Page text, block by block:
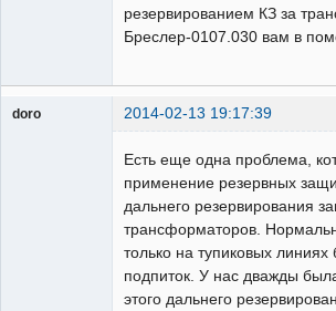
резервированием КЗ за
Бреслер-0107.030 вам в
doro 2014-02-13 19:17:39
Есть еще одна проблема,
применение резервных
дальнего резервирования
трансформаторов.
только на тупиковых линиях
подпиток. У нас дважды
этого дальнего